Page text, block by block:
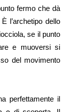
fermo che dà
l’archetipo dello
se il punto
e muoversi si
del movimento
perfettamente il